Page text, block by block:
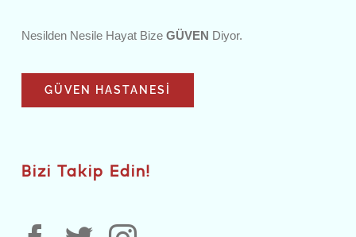
Nesilden Nesile Hayat Bize GÜVEN Diyor.
GÜVEN HASTANESI
Bizi Takip Edin!